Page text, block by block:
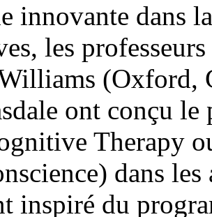
innovante dans
les
(Oxford,
ont conçu
Therapy
dans
inspiré du